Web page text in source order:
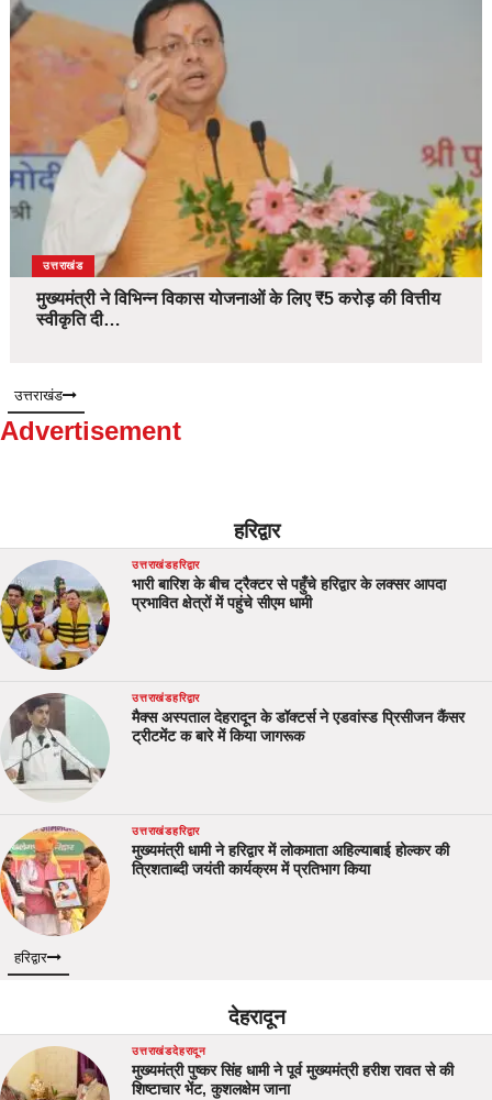
उत्तराखंड
मुख्यमंत्री ने विभिन्न विकास योजनाओं के लिए ₹5 करोड़ की वित्तीय
स्वीकृति दी…
उत्तराखंड
Advertisement
हरिद्वार
उत्तराखंडहरिद्वार
भारी बारिश के बीच ट्रैक्टर से पहुँचे हरिद्वार के लक्सर आपदा
प्रभावित क्षेत्रों में पहुंचे सीएम धामी
उत्तराखंडहरिद्वार
मैक्स अस्पताल देहरादून के डॉक्टर्स ने एडवांस्ड प्रिसीजन कैंसर
ट्रीटमेंट क बारे में किया जागरूक
उत्तराखंडहरिद्वार
मुख्यमंत्री धामी ने हरिद्वार में लोकमाता अहिल्याबाई होल्कर की
त्रिशताब्दी जयंती कार्यक्रम में प्रतिभाग किया
हरिद्वार
देहरादून
उत्तराखंडदेहरादून
मुख्यमंत्री पुष्कर सिंह धामी ने पूर्व मुख्यमंत्री हरीश रावत से की
शिष्टाचार भेंट, कुशलक्षेम जाना